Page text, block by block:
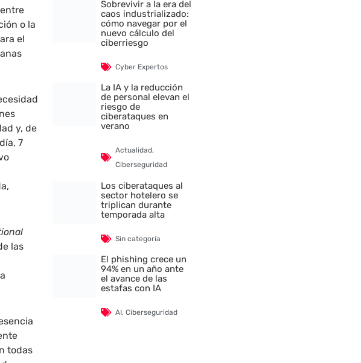
o la
el
y, de
7
las
todas
Sobrevivir a la era del
caos industrializado:
cómo navegar por el
nuevo cálculo del
ciberriesgo
Cyber Expertos
La IA y la reducción
de personal elevan el
riesgo de
ciberataques en
verano
Actualidad,
Ciberseguridad
Los ciberataques al
sector hotelero se
triplican durante
temporada alta
Sin categoría
El phishing crece un
94% en un año ante
el avance de las
estafas con IA
AI,Ciberseguridad